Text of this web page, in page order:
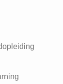
- biscuits – snoep